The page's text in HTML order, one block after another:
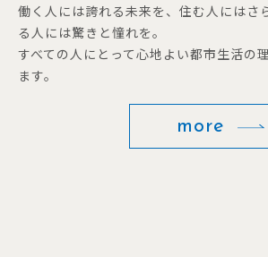
働く人には誇れる未来を、住む人にはさ
る人には驚きと憧れを。
すべての人にとって心地よい都市生活の
ます。
more